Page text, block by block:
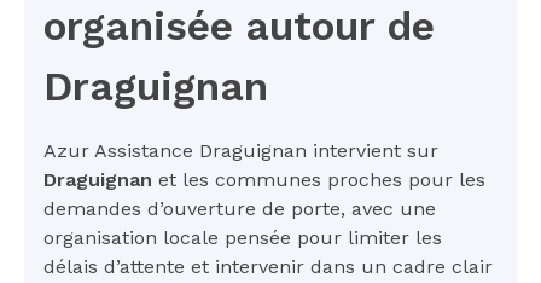
organisée autour de
Draguignan
Azur Assistance Draguignan intervient sur
Draguignan et les communes proches pour les
demandes d’ouverture de porte, avec une
organisation locale pensée pour limiter les
délais d’attente et intervenir dans un cadre clair